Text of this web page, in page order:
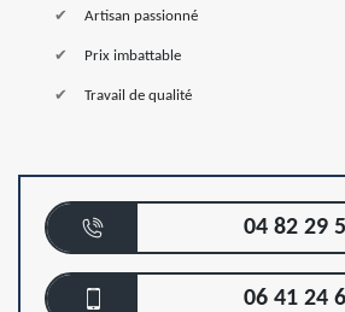
Artisan passionné
Prix imbattable
Travail de qualité
04 82 29
06 41 24